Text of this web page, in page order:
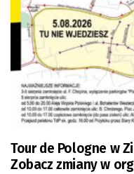
Tour de Pologne w
Zobacz zmiany w